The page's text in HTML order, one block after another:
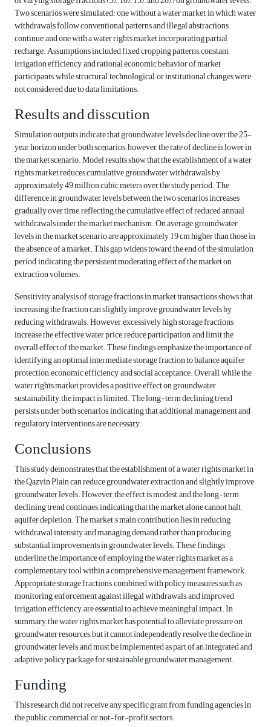
Two scenarios were simulated: one without a water market, in which water
withdrawals follow conventional patterns and illegal abstractions
continue, and one with a water rights market incorporating partial
recharge. Assumptions included fixed cropping patterns, constant
irrigation efficiency, and rational economic behavior of market
participants, while structural, technological, or institutional changes were
not considered due to data limitations.
Results and disscution
Simulation outputs indicate that groundwater levels decline over the 25-
year horizon under both scenarios; however, the rate of decline is lower in
the market scenario. Model results show that the establishment of a water
rights market reduces cumulative groundwater withdrawals by
approximately 49 million cubic meters over the study period. The
difference in groundwater levels between the two scenarios increases
gradually over time, reflecting the cumulative effect of reduced annual
withdrawals under the market mechanism. On average, groundwater
levels in the market scenario are approximately 19 cm higher than those in
the absence of a market. This gap widens toward the end of the simulation
period, indicating the persistent moderating effect of the market on
extraction volumes.
Sensitivity analysis of storage fractions in market transactions shows that
increasing the fraction can slightly improve groundwater levels by
reducing withdrawals. However, excessively high storage fractions
increase the effective water price, reduce participation, and limit the
overall effect of the market. These findings emphasize the importance of
identifying an optimal intermediate storage fraction to balance aquifer
protection, economic efficiency, and social acceptance. Overall, while the
water rights market provides a positive effect on groundwater
sustainability, the impact is limited. The long-term declining trend
persists under both scenarios, indicating that additional management and
regulatory interventions are necessary.
Conclusions
This study demonstrates that the establishment of a water rights market in
the Qazvin Plain can reduce groundwater extraction and slightly improve
groundwater levels. However, the effect is modest, and the long-term
declining trend continues, indicating that the market alone cannot halt
aquifer depletion. The market’s main contribution lies in reducing
withdrawal intensity and managing demand rather than producing
substantial improvements in groundwater levels. These findings
underline the importance of employing the water rights market as a
complementary tool within a comprehensive management framework.
Appropriate storage fractions, combined with policy measures such as
monitoring, enforcement against illegal withdrawals, and improved
irrigation efficiency, are essential to achieve meaningful impact. In
summary, the water rights market has potential to alleviate pressure on
groundwater resources, but it cannot independently resolve the decline in
groundwater levels, and must be implemented as part of an integrated and
adaptive policy package for sustainable groundwater management.
Funding
This research did not receive any specific grant from funding agencies in
the public, commercial, or not-for-profit sectors.